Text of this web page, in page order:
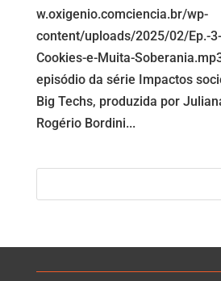
w.oxigenio.comciencia.br/wp-
content/uploads/2025/02/Ep.-
Cookies-e-Muita-
episódio da série Impactos
Big Techs, produzida por
Rogério Bordini...